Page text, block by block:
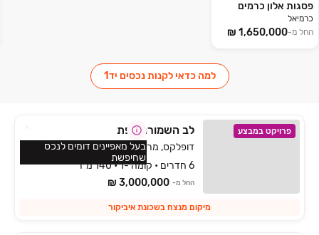
פסגות אלון כרמים
כרמיאל
החל מ-
למה כדאי לקנות נכסים יד1
פרויקט במבצע לב השמורה צפת
דופלקס, מרום כנען איביקור, צפת
6 חדרים • קומה -1 • 140 מ״ר
החל מ- 3,000,000 ₪
מיקום מנצח בשכונת איביקור
בעל מאפיינים דומים לנכס
שחיפשת